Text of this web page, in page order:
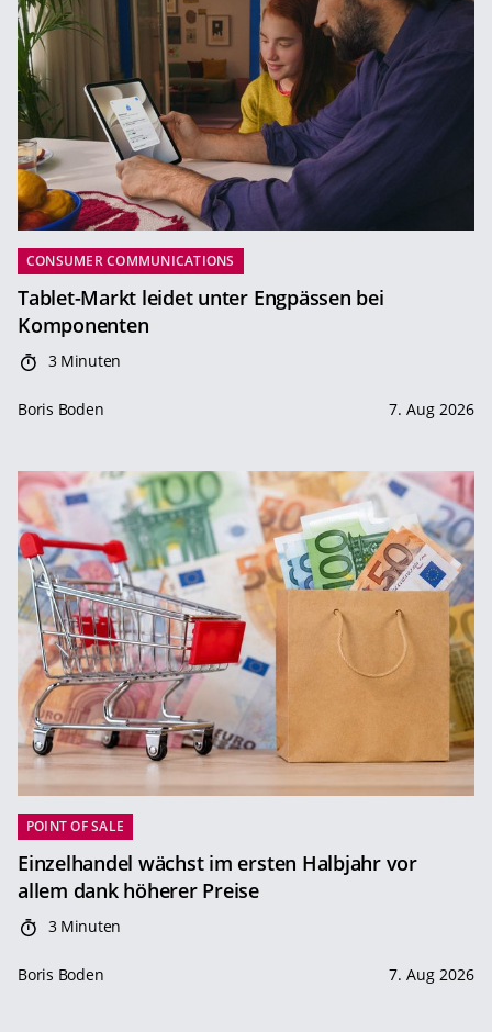
CONSUMER COMMUNICATIONS
Tablet-Markt leidet unter Engpässen bei
Komponenten
3 Minuten
Boris Boden 7. Aug 2026
POINT OF SALE
Einzelhandel wächst im ersten Halbjahr vor
allem dank höherer Preise
3 Minuten
Boris Boden 7. Aug 2026